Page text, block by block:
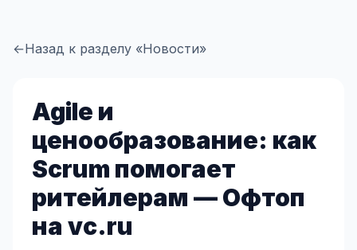
←Назад к разделу «Новости»
Agile и
ценообразование: как
Scrum помогает
ритейлерам — Офтоп
на vc.ru